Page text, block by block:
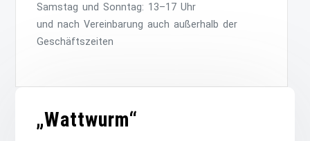
„Wattwurm“
Samstag und Sonntag: 13–17 Uhr
und nach Vereinbarung auch außerhalb der
Geschäftszeiten